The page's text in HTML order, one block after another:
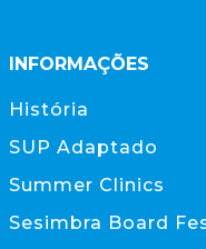
INFORMAÇÕES
História
SUP Adaptado
Summer Clinics
Sesimbra Board